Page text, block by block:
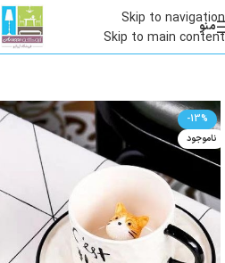
Skip to navigation
Skip to main content
منو
-13%
ناموجود